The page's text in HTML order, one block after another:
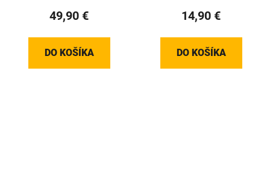
49,90 €
DO KOŠÍKA
14,90 €
DO KOŠÍKA